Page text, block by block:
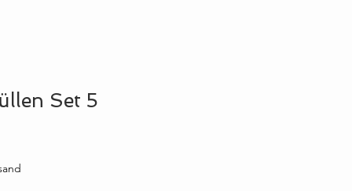
Set 5